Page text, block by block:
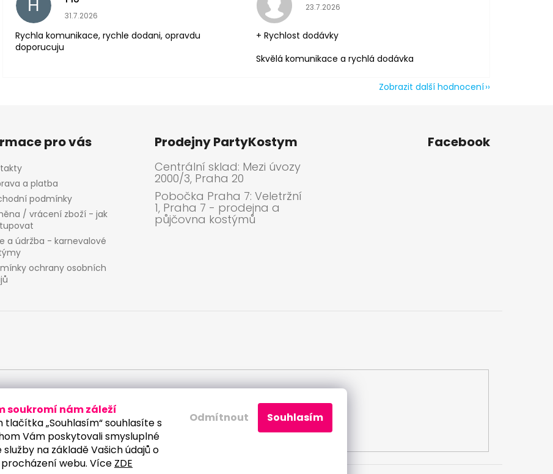
soukromí nám záleží
tlačítka „Souhlasím“ souhlasíte s
Vám poskytovali smysluplné
na základě Vašich údajů o
webu. Více ZDE
Odmítnout Souhlasím
H Hodnocení obchodu je 5 z 5 hvězdiček.
31.7.2026
Rychla komunikace, rychle dodani, opravdu
doporucuju
Hodnocení obchodu je 5 z 5 hvězdiček.
23.7.2026
+ Rychlost dodávky
Skvělá komunikace a rychlá dodávka
Zobrazit další hodnocení
osobních údajů
pro vás
a platba
podmínky
/ vrácení zboží - jak
a údržba - karnevalové
ochrany osobních
Prodejny PartyKostym
Centrální sklad: Mezi úvozy
2000/3, Praha 20
Pobočka Praha 7: Veletržní
1, Praha 7 - prodejna a
půjčovna kostýmů
Facebook